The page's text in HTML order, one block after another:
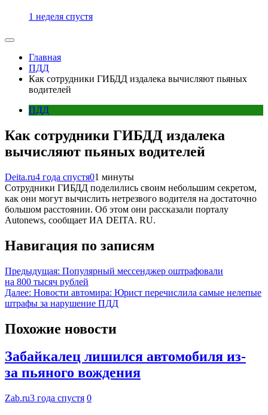
1 неделя спустя
Главная
ПДД
Как сотрудники ГИБДД издалека вычисляют пьяных
водителей
ПДД
Как сотрудники ГИБДД издалека
вычисляют пьяных водителей
Deita.ru4 года спустя01 минуты
Сотрудники ГИБДД поделились своим небольшим секретом,
как они могут вычислить нетрезвого водителя на достаточно
большом расстоянии. Об этом они рассказали порталу
Autonews, сообщает ИА DEITA. RU.
Навигация по записям
Предыдущая: Популярный мессенджер оштрафовали
на 800 тысяч рублей
Далее: Новости автомира: Юрист перечислила самые нелепые
штрафы за нарушение ПДД
Похожие новости
Забайкалец лишился автомобиля из-
за пьяного вождения
Zab.ru3 года спустя 0